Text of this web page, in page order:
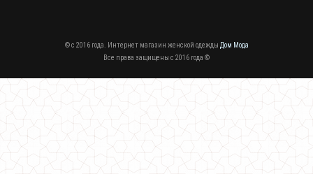
540.00грн.
© c 2016 года. Интернет магазин женской одежды Дом Мода
Все права защищены c 2016 года ©